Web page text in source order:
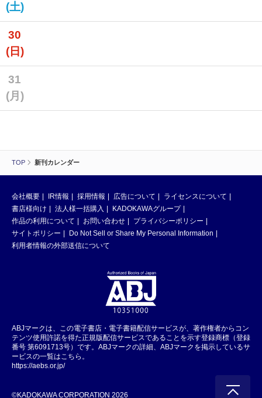
TOP 新刊カレンダー
(土)
30
(日)
31
(月)
会社概要 IR情報 採用情報 広告について
ライセンスについて
書店様向け
法人様一括購入
KADOKAWAグループ
作品の利用について
お問い合わせ
プライバシーポリシー
サイトポリシー
Do Not Sell or Share My Personal Information
利用者情報の外部送信について
ABJマークは、この電子書店・電子書籍配信サービスが、著作権者からコン
テンツ使用許諾を得た正規版配信サービスであることを示す登録商標（登録
番号 第6091713号）です。ABJマークの詳細、ABJマークを掲示しているサ
ービスの一覧はこちら。
https://aebs.or.jp/
©KADOKAWA CORPORATION 2026